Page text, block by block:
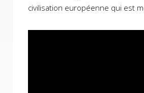
civilisation européenne qui est